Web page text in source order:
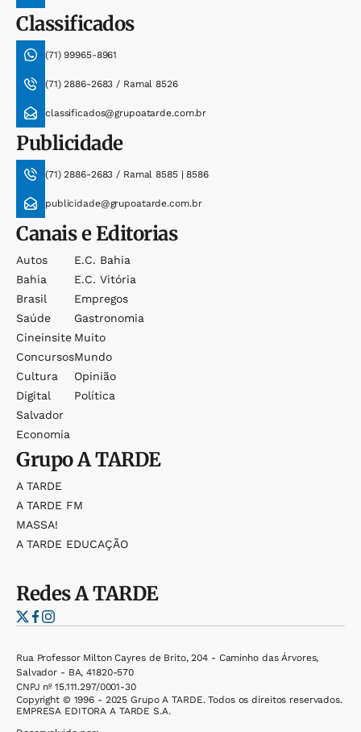
Classificados
(71) 99965-8961
(71) 2886-2683 / Ramal 8526
classificados@grupoatarde.com.br
Publicidade
(71) 2886-2683 / Ramal 8585 | 8586
publicidade@grupoatarde.com.br
Canais e Editorias
Autos
Bahia
Brasil
Saúde
Cineinsite
Concursos
Cultura
Digital
Salvador
Economia
E.c. Bahia
E.c. Vitória
Empregos
Gastronomia
Muito
Mundo
Opinião
Política
GrupoA TARDE
A TARDE
A TARDE FM
MASSA!
A TARDE EDUCAÇÃO
RedesA TARDE
Rua Professor Milton Cayres de Brito, 204 - Caminho das Árvores,
Salvador - BA, 41820-570
CNPJ nº 15.111.297/0001-30
Copyright © 1996 - 2025 Grupo A TARDE. Todos os direitos reservados.
EMPRESA EDITORA A TARDE S.A.